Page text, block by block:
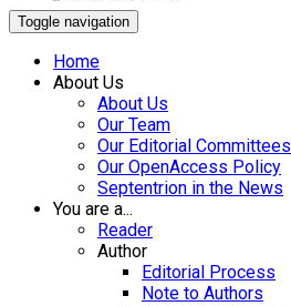
Toggle navigation
Home
About Us
About Us
Our Team
Our Editorial Committees
Our OpenAccess Policy
Septentrion in the News
You are a...
Reader
Author
Editorial Process
Note to Authors